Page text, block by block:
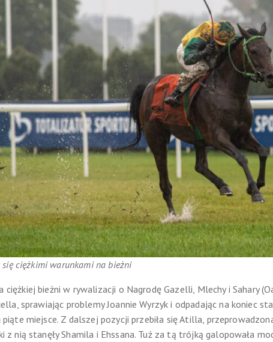
się ciężkimi warunkami na bieżni
ciężkiej bieżni w rywalizacji o Nagrodę Gazelli, Mlechy i Sahary
sprawiając problemy Joannie Wyrzyk i odpadając na koniec
piąte miejsce. Z dalszej pozycji przebiła się Atilla,
z nią stanęły Shamila i Ehssana. Tuż za tą trójką galopowała